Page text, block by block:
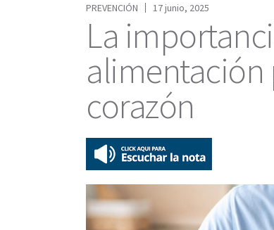
PREVENCIÓN
17 junio, 2025
La
alimentación
corazón